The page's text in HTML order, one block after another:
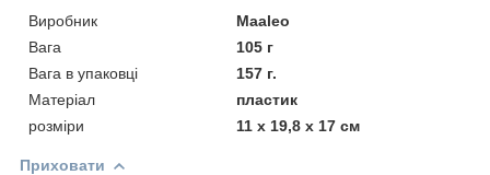
Виробник
Maaleo
Вага
105 г
Вага в упаковці
157 г.
Матеріал
пластик
розміри
11 х 19,8 х 17 см
Приховати